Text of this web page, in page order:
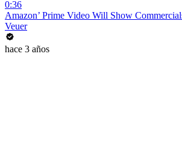
0:36
Amazon’ Prime Video Will Show
Veuer
hace 3 años